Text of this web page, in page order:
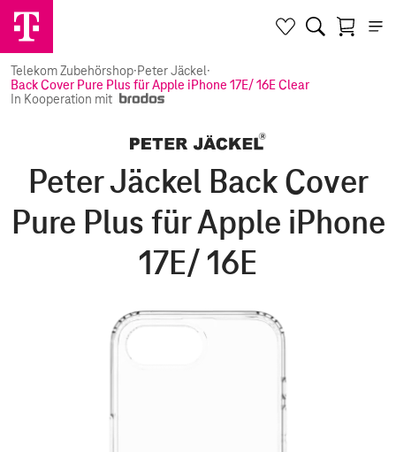
Telekom Zubehörshop·Peter Jäckel·
Back Cover Pure Plus für Apple iPhone 17E/ 16E Clear
In Kooperation mit
Peter Jäckel Back Cover
Pure Plus für Apple iPhone
17E/ 16E